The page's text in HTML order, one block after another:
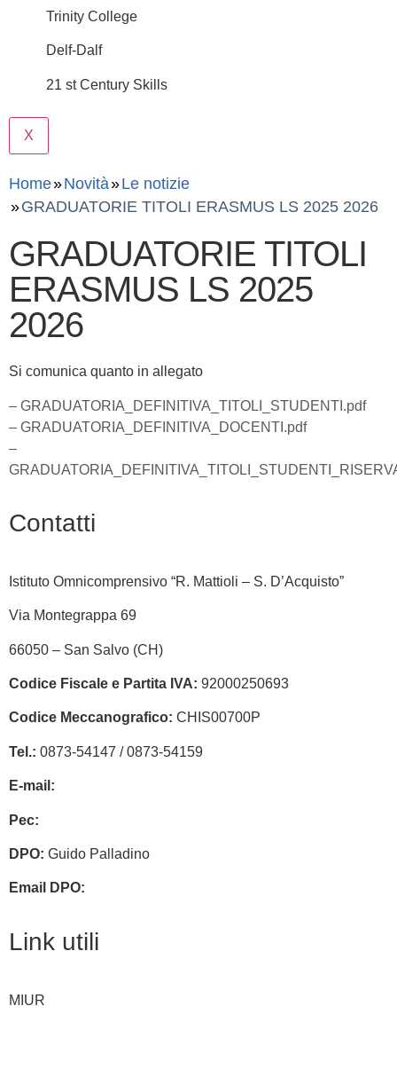
Trinity College
Delf-Dalf
21 st Century Skills
X
Home Novità
Le notizie
GRADUATORIE TITOLI ERASMUS LS 2025 2026
GRADUATORIE TITOLI
ERASMUS LS 2025
2026
Si comunica quanto in allegato
– GRADUATORIA_DEFINITIVA_TITOLI_STUDENTI.pdf
– GRADUATORIA_DEFINITIVA_DOCENTI.pdf
–
Contatti
Istituto Omnicomprensivo “R. Mattioli – S. D’Acquisto”
Via Montegrappa 69
66050 – San Salvo (CH)
Codice Fiscale e Partita IVA: 92000250693
Codice Meccanografico: CHIS00700P
Tel.: 0873-54147 /0873-54159
E-mail:
Pec:
DPO: Guido Palladino
Email DPO:
Link utili
MIUR